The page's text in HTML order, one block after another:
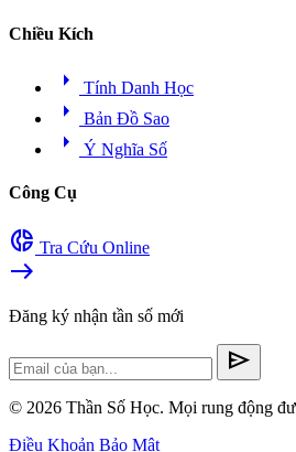
Chiều Kích
arrow_right Tính Danh Học
arrow_right Bản Đồ Sao
arrow_right Ý Nghĩa Số
Công Cụ
donut_small Tra Cứu Online
east
Đăng ký nhận tần số mới
send
© 2026 Thần Số Học. Mọi rung động
Điều Khoản Bảo Mật